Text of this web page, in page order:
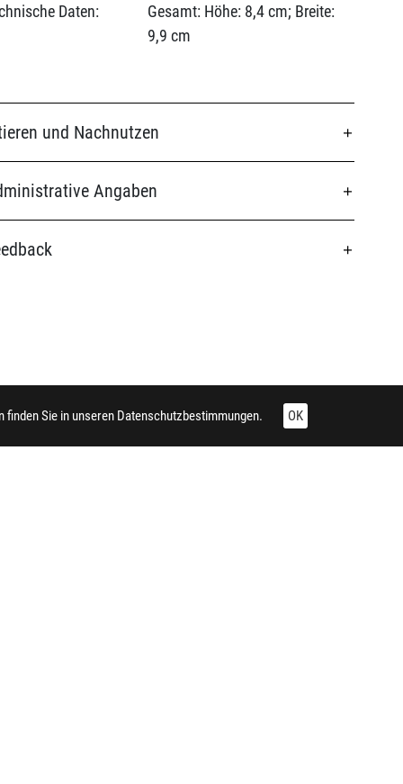
Daten:
Gesamt: Höhe: 8,4 cm; Breite:
9,9 cm
und Nachnutzen
Angaben
finden Sie in unseren Datenschutzbestimmungen. OK